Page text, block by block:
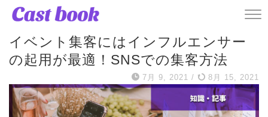
記事
イベント集客にはインフルエンサー
の起用が最適！SNSでの集客方法
7月 9, 2021 / 8月 15, 2021